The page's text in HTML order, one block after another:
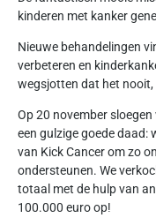
kinderen met kanker
Nieuwe behandelingen
verbeteren en
wegsjotten dat het
Op 20 november
een gulzige goede daad:
van Kick Cancer om zo
ondersteunen. We
totaal met de hulp van
100.000 euro op!